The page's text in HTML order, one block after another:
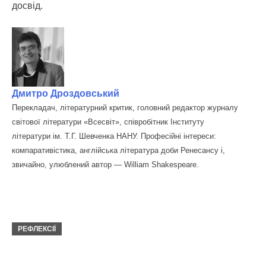
досвід.
Дмитро Дроздовський
Перекладач, літературний критик, головний редактор журналу
світової літератури «Всесвіт», співробітник Інституту
літератури ім. Т.Г. Шевченка НАНУ. Професійні інтереси:
компаративістика, англійська література доби Ренесансу і,
звичайно, улюблений автор — William Shakespeare.
РЕФЛЕКСІЇ